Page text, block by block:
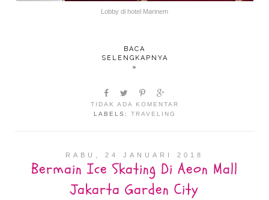
Lobby di hotel Marinem
BACA
SELENGKAPNYA
»
TIDAK ADA KOMENTAR
LABELS: TRAVELING
RABU, 24 JANUARI 2018
Bermain Ice Skating Di Aeon Mall
Jakarta Garden City